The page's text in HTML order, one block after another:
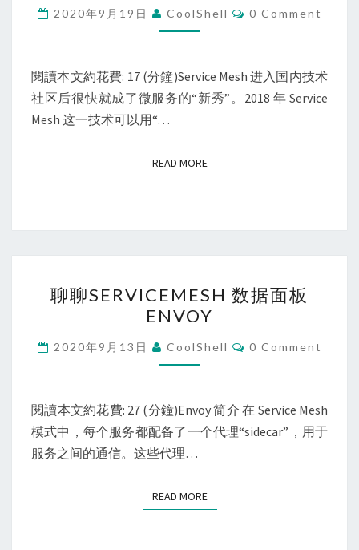
本
质、
值
和
探
2020年9月19日 CoolShell Comments
0 Comment
閱讀本文約花費: 17 (分鐘)Service Mesh 进入国内技术
社区后很快就成了微服务的“新秀”。2018 年 Service
Mesh 这一技术可以用“…
READ MOREREAD MORE
聊
SERVICEMESH
数
据
板
ENVOY
聊聊SERVICEMESH 数据面板
ENVOY
2020年9月13日 CoolShell Comments
0 Comment
閱讀本文約花費: 27 (分鐘)Envoy 简介 在 Service Mesh
模式中，每个服务都配备了一个代理“sidecar”，用于
服务之间的通信。这些代理…
READ MOREREAD MORE